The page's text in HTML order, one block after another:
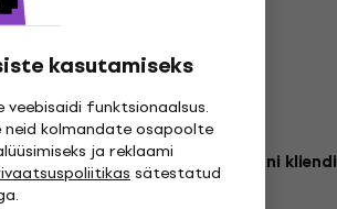
kasutamiseks
funktsionaalsus.
kolmandate osapoolte
ja reklaami
sätestatud
299 € Üle kolme miljoni kliendi